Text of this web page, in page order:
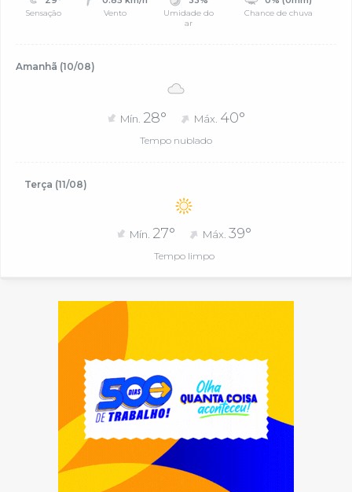
Sensação Vento
Umidade do
ar
Chance de chuva
Amanhã (10/08)
Mín. 28° Máx. 40°
Tempo nublado
Terça (11/08)
Mín. 27° Máx.39°
Tempo limpo